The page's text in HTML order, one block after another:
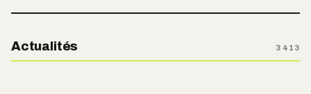
Actualités 3 413